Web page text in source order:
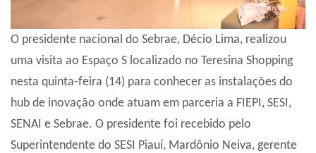
O presidente nacional do Sebrae, Décio Lima, realizou
uma visita ao Espaço S localizado no Teresina Shopping
nesta quinta-feira (14) para conhecer as instalações do
hub de inovação onde atuam em parceria a FIEPI, SESI,
SENAI e Sebrae. O presidente foi recebido pelo
Superintendente do SESI Piauí, Mardônio Neiva, gerente